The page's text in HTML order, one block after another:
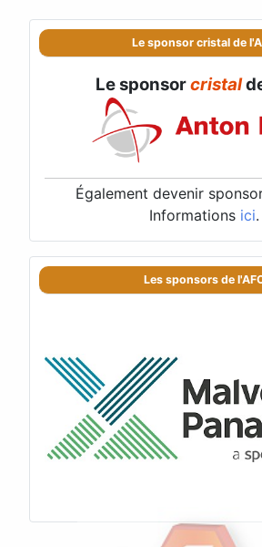
Le sponsor cristal de
Le sponsorcristal
Également devenir
Informations ici.
Les sponsors de